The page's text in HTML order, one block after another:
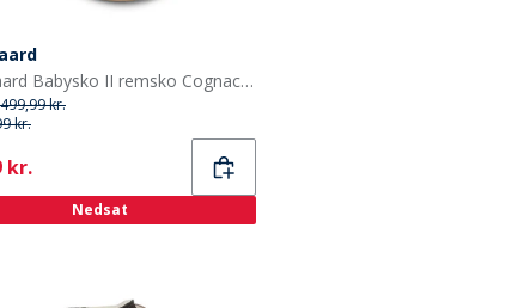
Bundgaard Babysko II remsko Cognac Ws
499,99 kr.
kr.
kr.
Nedsat